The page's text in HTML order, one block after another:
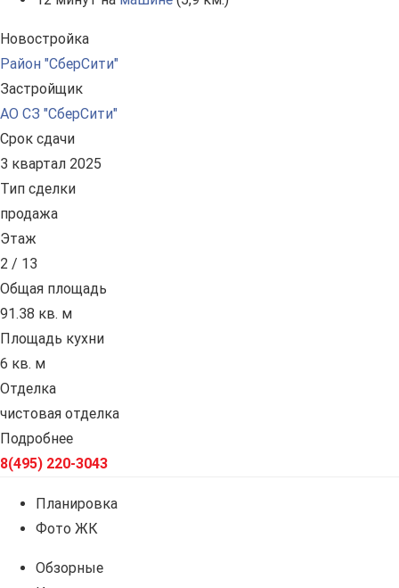
Новостройка
Район "СберСити"
Застройщик
АО СЗ "СберСити"
Срок сдачи
3 квартал 2025
Тип сделки
продажа
Этаж
2 / 13
Общая площадь
91.38 кв. м
Площадь кухни
6 кв. м
Отделка
чистовая отделка
Подробнее
8(495) 220-3043
Планировка
Фото ЖК
Обзорные